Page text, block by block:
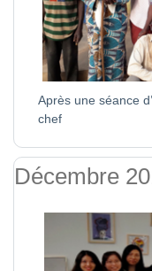
Après une séance
chef
Décembre